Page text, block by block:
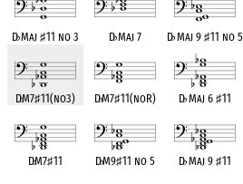
D♭Maj♯11 no 3 D♭Maj 7 D♭Maj 9 ♯11 no 5
D♭M7♯11(no3) D♭M7♯11(noR) D♭Maj 6 ♯11
D♭M7♯11 D♭M9♯11 no 5 D♭Maj 9 ♯11